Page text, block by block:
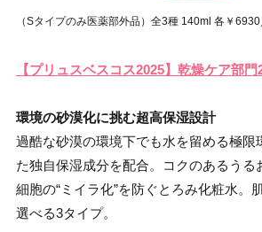
（Sタイプのみ医薬部外品）全3種 140ml 各￥
【プリュスベスコス2025】乾燥ケア部門
環境の砂漠化に挑む超高保湿設計
過酷な砂漠の環境下でも水を留める極限
た独自保湿成分を配合。コクのあるうる
細胞の“ミイラ化”を防ぐとろみ化粧水。
選べる3タイプ。